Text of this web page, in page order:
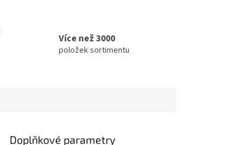
Více než 3000
položek sortimentu
Doplňkové parametry